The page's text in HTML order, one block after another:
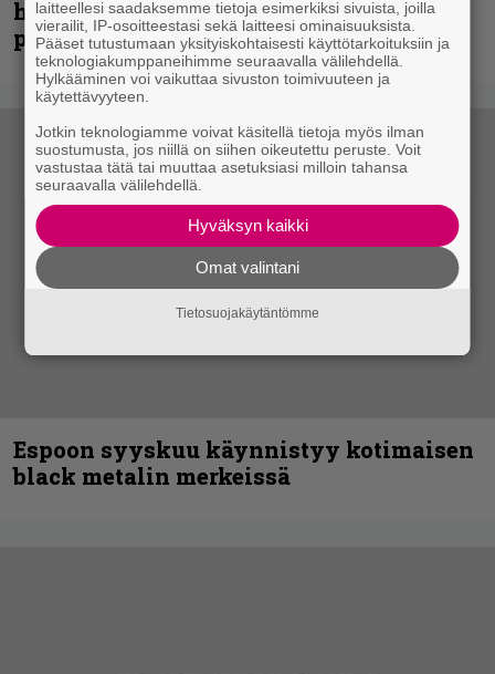
huippu-uimari jamittelee Megadethiä
palkinnollaan
Espoon syyskuu käynnistyy kotimaisen
black metalin merkeissä
laitteellesi saadaksemme tietoja esimerkiksi sivuista, joilla
vierailit, IP-osoitteestasi sekä laitteesi ominaisuuksista.
Pääset tutustumaan yksityiskohtaisesti käyttötarkoituksiin ja
teknologiakumppaneihimme seuraavalla välilehdellä.
Hylkääminen voi vaikuttaa sivuston toimivuuteen ja
käytettävyyteen.
Jotkin teknologiamme voivat käsitellä tietoja myös ilman
suostumusta, jos niillä on siihen oikeutettu peruste. Voit
vastustaa tätä tai muuttaa asetuksiasi milloin tahansa
seuraavalla välilehdellä.
Hyväksyn kaikki
Omat valintani
Tietosuojakäytäntömme